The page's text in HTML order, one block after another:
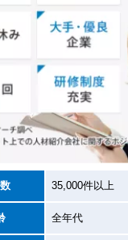
35,000件以上
全年代